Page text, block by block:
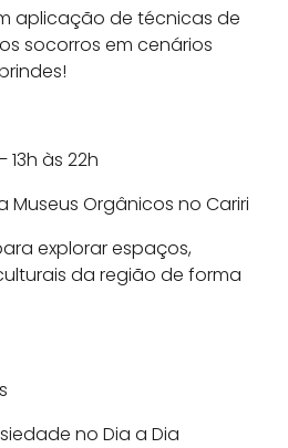
aplicação de técnicas de
socorros em cenários
13h às 22h
Museus Orgânicos no Cariri
explorar espaços,
da região de forma
no Dia a Dia